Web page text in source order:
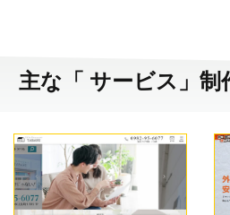
主な「 サービス」制